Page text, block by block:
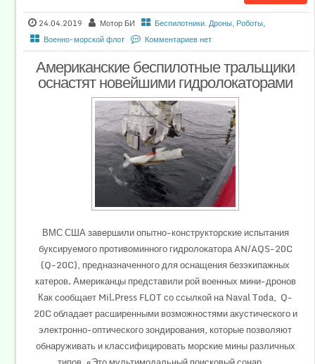
24.04.2019 Мотор БИ Беспилотники. Дроны, Роботы,
Военно-морской флот
Комментариев нет
Американские беспилотные тральщики
оснастят новейшими гидролокаторами
ВМС США завершили опытно-конструкторские испытания
буксируемого противоминного гидролокатора AN/AQS-20C
(Q-20C), предназначенного для оснащения безэкипажных
катеров. Американцы представили рой военных мини-дронов
Как сообщает Mil.Press FLOT со ссылкой на Naval Toda, Q-
20C обладает расширенными возможностями акустического и
электронно-оптического зондирования, которые позволяют
обнаруживать и классифицировать морские мины различных